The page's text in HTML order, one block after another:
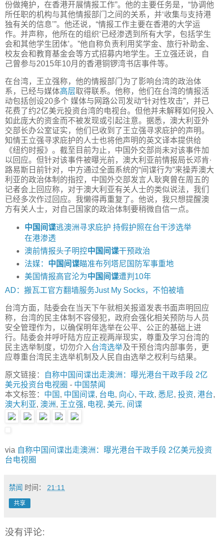
份做掩护，在香港开展情报工作”。他的主要任务是，“协调他
所任职的机构与其他情报部门之间的关系，并‘收集与支持港
独有关的信息’”。他还说，“情报工作主要在香港的大学运
作。并声称，他所在的组织‘已经渗透到所有大学，包括学生
会和其他学生团体’。”他自称负责利用奖学金、旅行补助金、
校友会和教育基金会等方式招募内地学生。王立强还说，自
己曾参与2015年10月的香港铜锣湾书店事件等。
在台湾，王立强称，他的情报部门为了影响台湾的政治体
系，已经与媒体高层取得联系。他称，他们在台湾的情报活
动包括创设20多个 媒体与网路公司发动“针对性攻击”，并已
花费了约2亿美元投资台湾的电视台。但他并未解释如何投入
如此庞大的资金而不被发现或引起注意。据悉，澳大利亚外
交部长办公室证实，他们已收到了王立强寻求庇护的声明。
知情王立强寻求庇护的人士也将他声明的英文译本提供给
《纽约时报》。截至目前为止，中国外交部尚未对该事件加
以回应。但针对该事件被曝光前，澳大利亚前情报局长邓肯·
路易斯日前针对，中方通过全面系统的“间谍行为”来操弄澳大
利亚的政治体制的指控，中国外交部发言人耿爽曾在周五的
记者会上回应称，对于澳大利亚有关人士的类似说法，我们
已经多次作过回应。我懒得再重复了。他说，我只想提醒澳
方有关人士，对自己国家的政治体制要稍微自信一点。
中国间谍逃澳洲寻求庇护 持假护照在台干涉选举
在港渗透
澳前情报头子明控中国间谍干预政治
法媒： 中国间谍瞄准布列塔尼国防军事重地
美国情报高官沦为中国间谍遭判10年
AD：搬瓦工官方翻墙服务Just My Socks，不怕被墙
台湾方面，陆委会在当天下午就相关报道发表书面声明回应
称，台湾的民主体制不容侵犯，政府会强化相关预防与人员
安全管理作为，以确保明年选举在公平、公正的基础上进
行。陆委会并呼吁陆方应正视两岸现实，尊重及学习台湾的
民主选举制度，切勿介入台湾选举及干预台湾内部事务，更
应尊重台湾民主选举机制及人民自由选举之权利与结果。
原文链接：
自称中国间谍出走澳洲：曝光港台干政手段 2亿
美元投资台电视圈 - 中国禁闻
本文标签： 中国 , 中国间谍, 台电, 向心, 干政, 悉尼, 投资, 港台,
澳大利亚, 澳洲, 王立强, 电视, 美元, 间谍
via 自称中国间谍出走澳洲：曝光港台干政手段 2亿美元投资
台电视圈
禁闻 时间： 21:11
共享
没有评论: